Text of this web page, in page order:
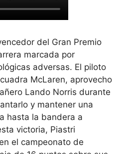
del Gran Premio
marcada por
adversas. El piloto
McLaren, aprovecho
Lando Norris durante
y mantener una
hasta la bandera a
victoria, Piastri
el campeonato de